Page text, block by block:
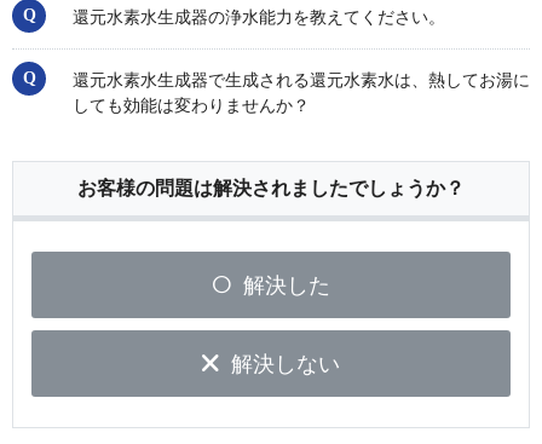
還元水素水生成器の浄水能力を教えてください。
還元水素水生成器で生成される還元水素水は、熱してお湯に
しても効能は変わりませんか？
お客様の問題は解決されましたでしょうか？
解決した
解決しない